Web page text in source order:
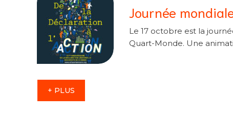
Journée
Le 17 octobre est la
Quart-Monde. Une
+ PLUS